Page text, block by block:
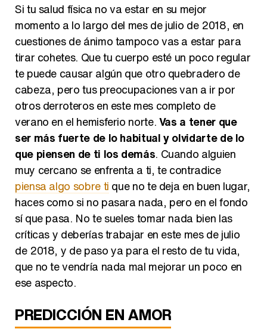
Si tu salud física no va estar en su mejor
momento a lo largo del mes de julio de 2018, en
cuestiones de ánimo tampoco vas a estar para
tirar cohetes. Que tu cuerpo esté un poco regular
te puede causar algún que otro quebradero de
cabeza, pero tus preocupaciones van a ir por
otros derroteros en este mes completo de
verano en el hemisferio norte.Vas a tener que
ser más fuerte de lo habitual y olvidarte de lo
que piensen de ti los demás. Cuando alguien
muy cercano se enfrenta a ti, te contradice
piensa algo sobre ti que no te deja en buen lugar,
haces como si no pasara nada, pero en el fondo
sí que pasa. No te sueles tomar nada bien las
críticas y deberías trabajar en este mes de julio
de 2018, y de paso ya para el resto de tu vida,
que no te vendría nada mal mejorar un poco en
ese aspecto.
PREDICCIÓN EN AMOR